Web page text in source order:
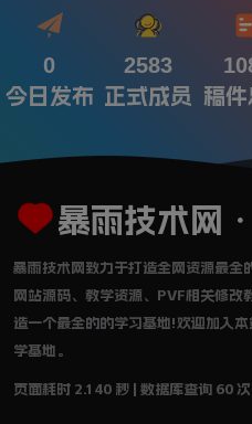
0
今日发布
2583
正式成员 稿件
暴雨技术网
暴雨技术网致力于打造全网资源最全
网站源码、教学资源、PVF相关修改
造一个最全的的学习基地!欢迎加入
学基地。
页面耗时 2.140 秒 | 数据库查询 60